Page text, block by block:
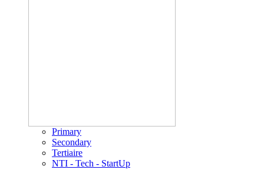
Primary
Secondary
Tertiaire
NTI - Tech - StartUp